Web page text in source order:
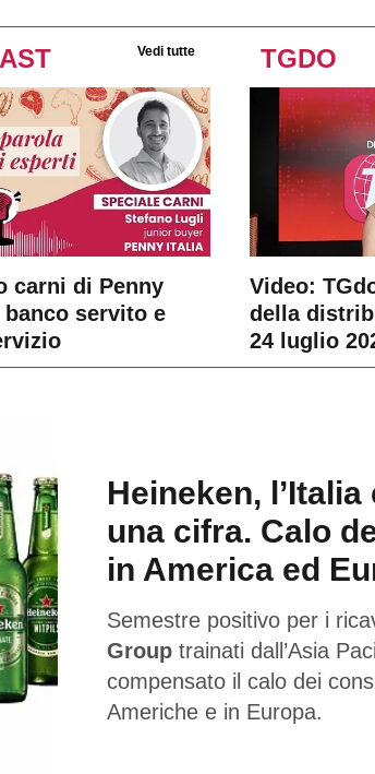
Vedi tutte
carni di Penny
servito e
TGDO
Video:
della
24 luglio
Heineken,
una cifra. Calo
in America ed
Semestre positivo per i
Group trainati dall’Asia
compensato il calo dei
Americhe e in Europa.